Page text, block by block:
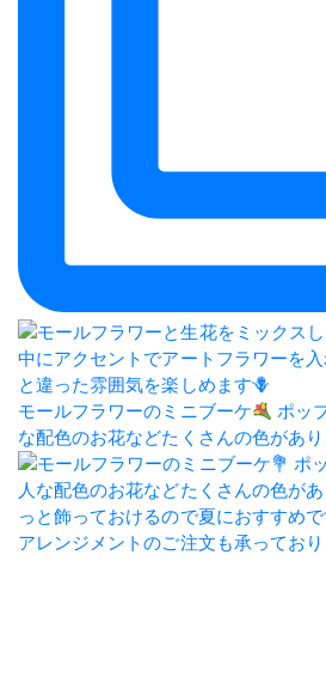
モールフラワーのミニブーケ
ポッ
な配色のお花などたくさんの色があ
アレンジメントのご注文も承ってお